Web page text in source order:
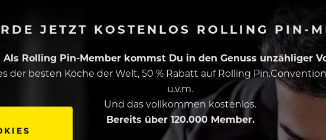
JETZT KOSTENLOS ROLLING PIN-
Als Rolling Pin-Member kommst Du in den Genuss unzähliger
der besten Köche der Welt, 50 % Rabatt auf Rolling
u.v.m.
Und das vollkommen kostenlos.
Bereits über 120.000 Member.